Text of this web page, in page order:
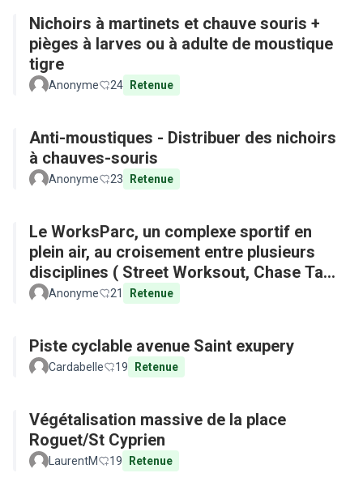
Nichoirs à martinets et chauve souris +
pièges à larves ou à adulte de moustique
tigre
Anonyme 24 Retenue
Anti-moustiques - Distribuer des nichoirs
à chauves-souris
Anonyme 23 Retenue
Le WorksParc, un complexe sportif en
plein air, au croisement entre plusieurs
disciplines ( Street Worksout, Chase Tag,
Parkour)
Anonyme 21 Retenue
Piste cyclable avenue Saint exupery
Cardabelle 19 Retenue
Végétalisation massive de la place
Roguet/St Cyprien
LaurentM 19 Retenue